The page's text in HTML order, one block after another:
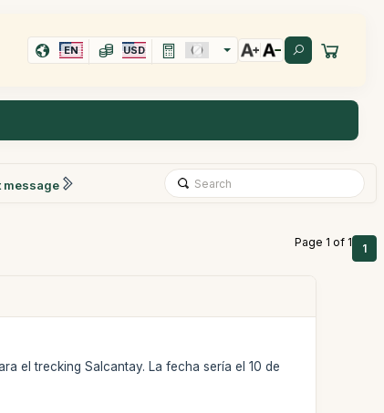
EN USD
message
Page 1 of 1 1
el trecking Salcantay. La fecha sería el 10 de